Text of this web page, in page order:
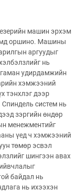
машин эрхэм
оршино. Машины
аргуудыг
нь
удирдамжийн
хэмжээний
тэнхлэг дээр
Спиндель систем нь
зэргийн өндөр
менежментийг
үед ч хэмжээний
төмөр эсвэл
шингээн авах
байдал нь
нь ихээхэн